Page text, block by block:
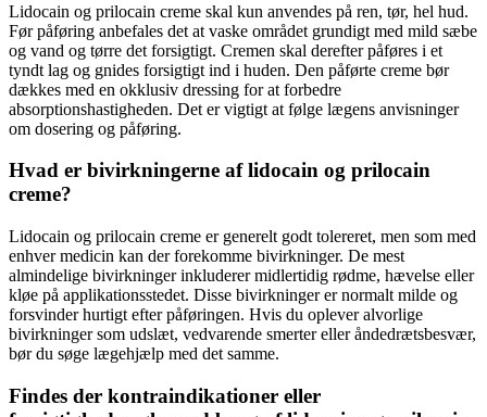
Lidocain og prilocain creme skal kun anvendes på ren, tør, hel hud.
Før påføring anbefales det at vaske området grundigt med mild sæbe
og vand og tørre det forsigtigt. Cremen skal derefter påføres i et
tyndt lag og gnides forsigtigt ind i huden. Den påførte creme bør
dækkes med en okklusiv dressing for at forbedre
absorptionshastigheden. Det er vigtigt at følge lægens anvisninger
om dosering og påføring.
Hvad er bivirkningerne af lidocain og prilocain
creme?
Lidocain og prilocain creme er generelt godt tolereret, men som med
enhver medicin kan der forekomme bivirkninger. De mest
almindelige bivirkninger inkluderer midlertidig rødme, hævelse eller
kløe på applikationsstedet. Disse bivirkninger er normalt milde og
forsvinder hurtigt efter påføringen. Hvis du oplever alvorlige
bivirkninger som udslæt, vedvarende smerter eller åndedrætsbesvær,
bør du søge lægehjælp med det samme.
Findes der kontraindikationer eller